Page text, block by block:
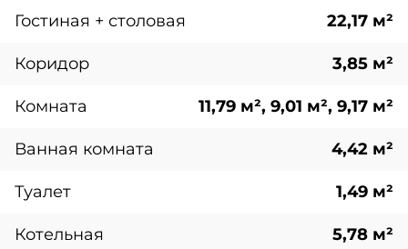
Гостиная + столовая 22,17 м²
Коридор 3,85 м²
Комната 11,79 м², 9,01 м², 9,17 м²
Ванная комната 4,42 м²
Туалет 1,49 м²
Котельная 5,78 м²